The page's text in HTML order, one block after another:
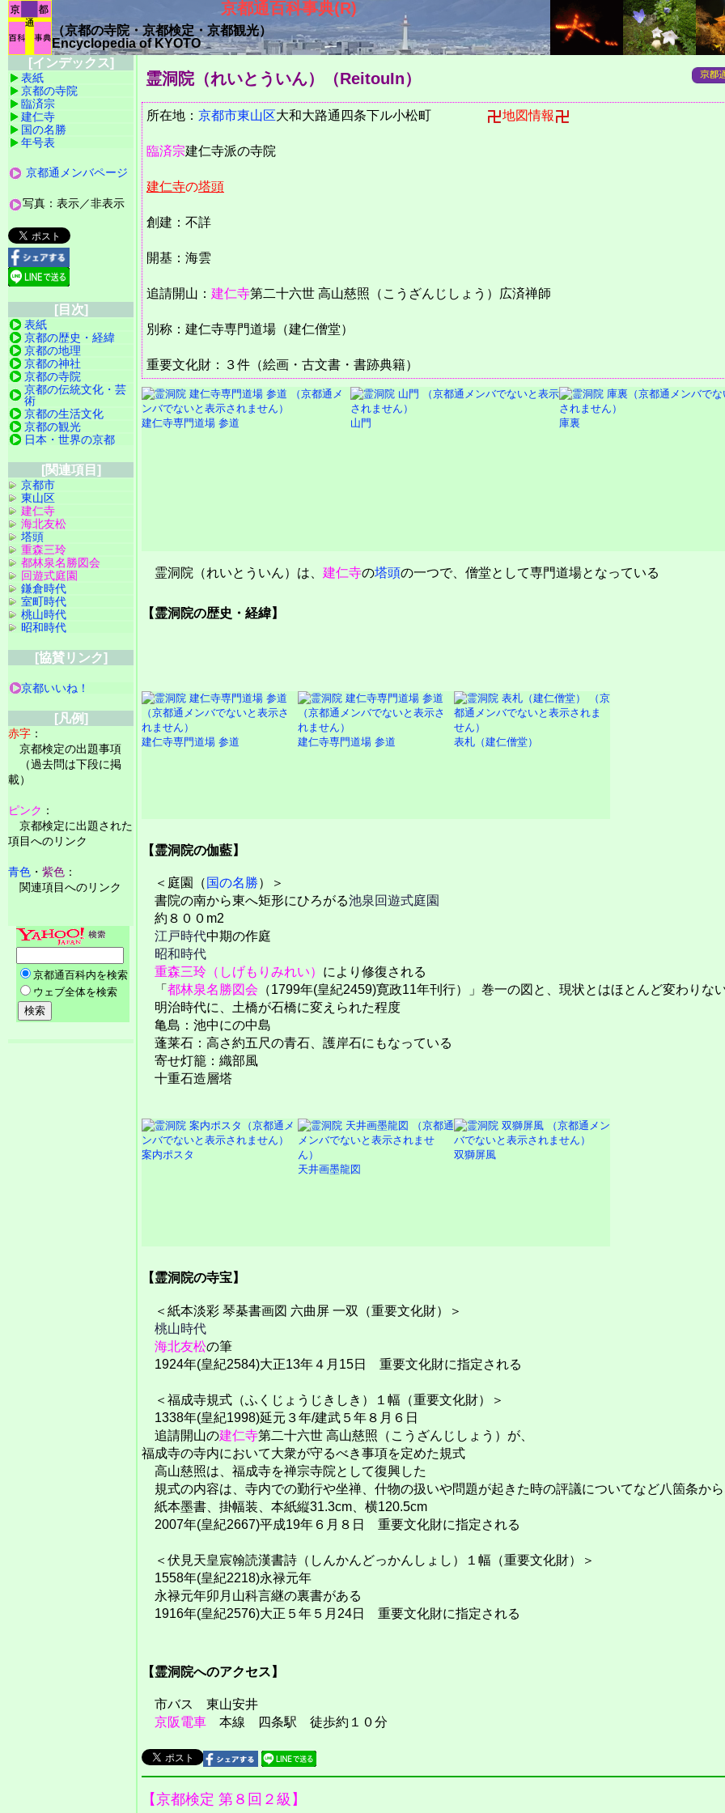
京都通百科事典(R)
（京都の寺院・京都検定・京都観光）
Encyclopedia of KYOTO
霊洞院（れいとういん） （ReitouIn）
所在地： 京都市東山区大和大路通四条下ル小松町 地図情報
臨済宗建仁寺派の寺院
建仁寺の塔頭
創建：不詳
開基：海雲
追請開山： 建仁寺第二十六世 高山慈照（こうざんじしょう）広済禅師
別称：建仁寺専門道場（建仁僧堂）
重要文化財：３件（絵画・古文書・書跡典籍）
建仁寺専門道場 参道 山門 庫裏
霊洞院（れいとういん）は、 建仁寺の塔頭の一つで、僧堂として専門道場となっている
【霊洞院の歴史・経緯】
建仁寺専門道場 参道 建仁寺専門道場 参道 表札（建仁僧堂）
【霊洞院の伽藍】
＜庭園（ 国の名勝）＞
書院の南から東へ矩形にひろがる池泉回遊式庭園
約８００m2
江戸時代中期の作庭
昭和時代
重森三玲（しげもりみれい） により修復される
「 都林泉名勝図会 （1799年(皇紀2459)寛政11年刊行）」巻一の図と、現状とはほとんど変わりな
明治時代に、土橋が石橋に変えられた程度
亀島：池中にの中島
蓬莱石：高さ約五尺の青石、護岸石にもなっている
寄せ灯籠：織部風
十重石造層塔
案内ポスタ
天井画墨龍図
双獅屏風
【霊洞院の寺宝】
＜紙本淡彩 琴棊書画図 六曲屏 一双（重要文化財）＞
桃山時代
海北友松の筆
1924年(皇紀2584)大正13年４月15日 重要文化財に指定される
＜福成寺規式（ふくじょうじきしき）１幅（重要文化財）＞
1338年(皇紀1998)延元３年/建武５年８月６日
追請開山の建仁寺第二十六世 高山慈照（こうざんじしょう）が、
福成寺の寺内において大衆が守るべき事項を定めた規式
高山慈照は、福成寺を禅宗寺院として復興した
規式の内容は、寺内での勤行や坐禅、什物の扱いや問題が起きた時の評議についてなど八箇条か
紙本墨書、掛幅装、本紙縦31.3cm、横120.5cm
2007年(皇紀2667)平成19年６月８日 重要文化財に指定される
＜伏見天皇宸翰読漢書詩（しんかんどっかんしょし）１幅（重要文化財）＞
1558年(皇紀2218)永禄元年
永禄元年卯月山科言継の裏書がある
1916年(皇紀2576)大正５年５月24日 重要文化財に指定される
【霊洞院へのアクセス】
市バス 東山安井
京阪電車 本線 四条駅 徒歩約１０分
【京都検定 第８回２級】
[インデックス]
表紙
京都の寺院
臨済宗
建仁寺
国の名勝
年号表
京都通メンバページ
写真：表示／非表示
[目次]
表紙
京都の歴史・経緯
京都の地理
京都の神社
京都の寺院
京都の伝統文化・芸
術
京都の生活文化
京都の観光
日本・世界の京都
[関連項目]
京都市
東山区
建仁寺
海北友松
塔頭
重森三玲
都林泉名勝図会
回遊式庭園
鎌倉時代
室町時代
桃山時代
昭和時代
[協賛リンク]
京都いいね！
[凡例]
赤字 ：
京都検定の出題事項
（過去問は下段に掲
載）
ピンク ：
京都検定に出題された
項目へのリンク
青色 ・ 紫色 ：
関連項目へのリンク